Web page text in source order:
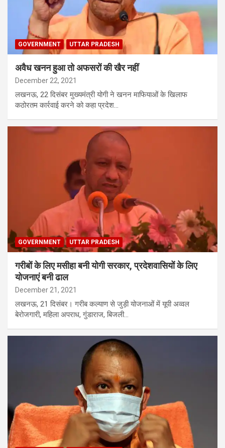
GOVERNMENT UTTAR PRADESH
अवैध खनन हुआ तो अफसरों की खैर नहीं
December 22, 2021
लखनऊ, 22 दिसंबर मुख्यमंत्री योगी ने खनन माफियाओं के खिलाफ
कठोरतम कार्रवाई करने को कहा प्रदेश…
GOVERNMENT UTTAR PRADESH
गरीबों के लिए मसीहा बनी योगी सरकार, प्रदेशवासियों के लिए
योजनाएं बनी ढाल
December 21, 2021
लखनऊ, 21 दिसंबर। गरीब कल्याण से जुड़ी योजनाओं में यूपी अव्वल
बेरोजगारी, महिला अपराध, गुंडाराज, बिजली…